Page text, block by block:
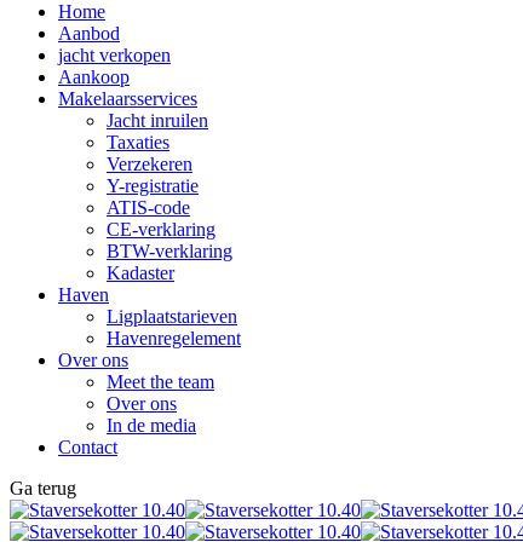
Home
Aanbod
jacht verkopen
Aankoop
Makelaarsservices
Jacht inruilen
Taxaties
Verzekeren
Y-registratie
ATIS-code
CE-verklaring
BTW-verklaring
Kadaster
Haven
Ligplaatstarieven
Havenregelement
Over ons
Meet the team
Over ons
In de media
Contact
Ga terug